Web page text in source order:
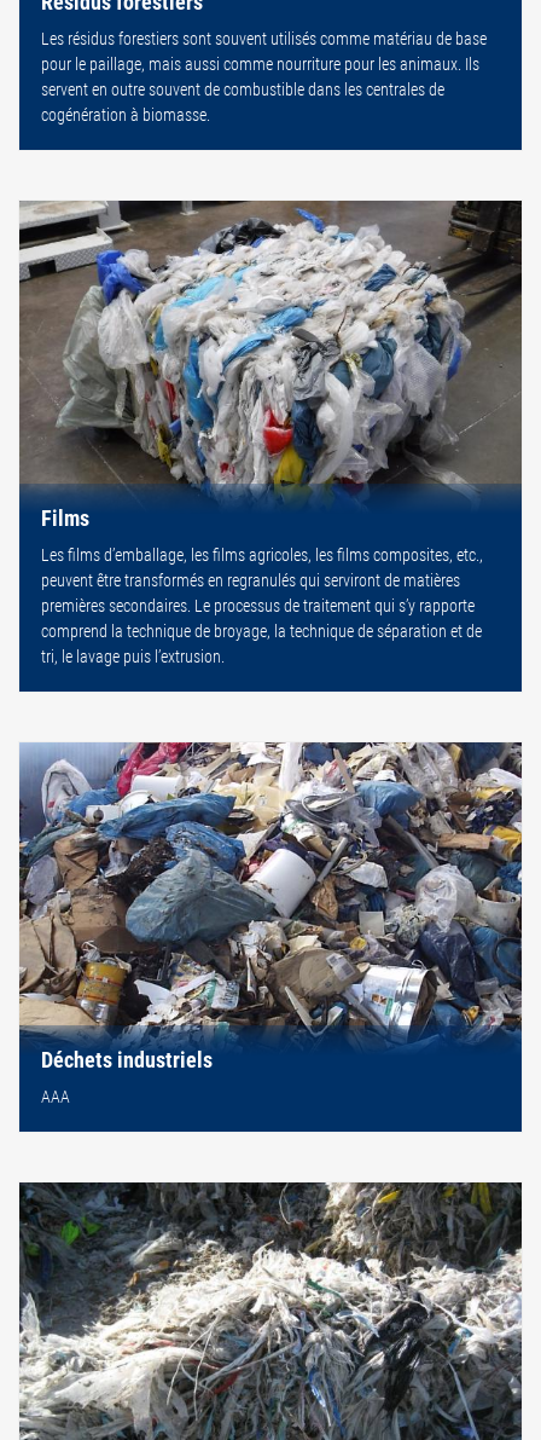
Les résidus forestiers sont souvent utilisés comme matériau de base
pour le paillage, mais aussi comme nourriture pour les animaux. Ils
servent en outre souvent de combustible dans les centrales de
cogénération à biomasse.
Films
Les films d’emballage, les films agricoles, les films composites, etc.,
peuvent être transformés en regranulés qui serviront de matières
premières secondaires. Le processus de traitement qui s’y rapporte
comprend la technique de broyage, la technique de séparation et de
tri, le lavage puis l’extrusion.
Déchets industriels
AAA